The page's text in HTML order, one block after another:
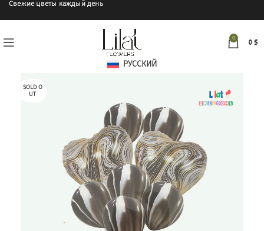
Свежие цветы каждый день
0
0 $
РУССКИЙ
SOLD O
UT